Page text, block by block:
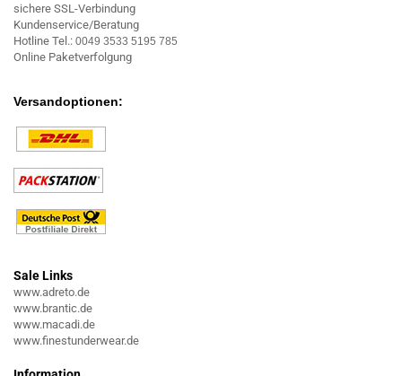
sichere SSL-Verbindung
Kundenservice/Beratung
Hotline Tel.: 0049 3533 5195 785
Online Paketverfolgung
Versandoptionen:
Sale Links
www.adreto.de
www.brantic.de
www.macadi.de
www.finestunderwear.de